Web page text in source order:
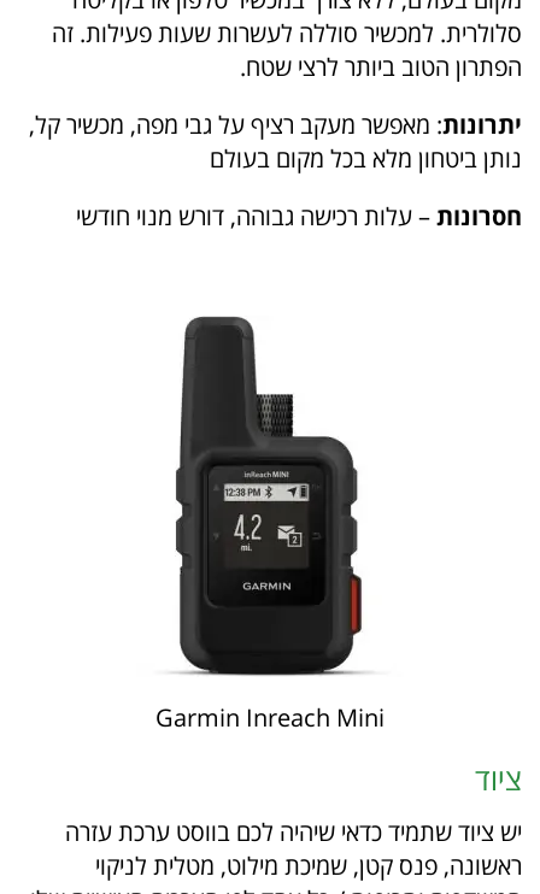
סלולרית. למכשיר סוללה לעשרות שעות פעילות. זה
הפתרון הטוב ביותר לרצי שטח.
יתרונות: מאפשר מעקב רציף על גבי מפה, מכשיר קל,
נותן ביטחון מלא בכל מקום בעולם
חסרונות– עלות רכישה גבוהה, דורש מנוי חודשי
Garmin Inreach Mini
ציוד
יש ציוד שתמיד כדאי שיהיה לכם בווסט ערכת עזרה
ראשונה, פנס קטן, שמיכת מילוט, מטלית לניקוי